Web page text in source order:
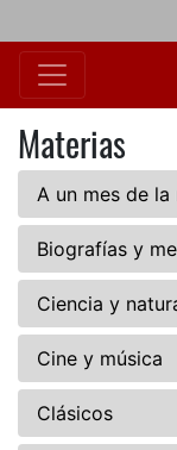
Materias
A un mes de
Biografías y
Ciencia y
Cine y música
Clásicos